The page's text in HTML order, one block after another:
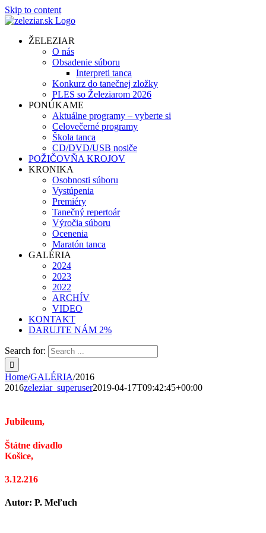
Skip to content
ŽELEZIAR
O nás
Obsadenie súboru
Interpreti tanca
Konkurz do tanečnej zložky
PLES so Železiarom 2026
PONÚKAME
Aktuálne programy – vyberte si
Celovečerné programy
Škola tanca
CD/DVD/USB nosiče
POŽIČOVŇA KROJOV
KRONIKA
Osobnosti súboru
Vystúpenia
Premiéry
Tanečný repertoár
Výročia súboru
Ocenenia
Maratón tanca
GALÉRIA
2024
2023
2022
ARCHÍV
VIDEO
KONTAKT
DARUJTE NÁM 2%
Search for:
Home/GALÉRIA/2016
2016zeleziar_superuser2019-04-17T09:42:45+00:00
Jubileum,
Štátne divadlo
Košice,
3.12.216
Autor: P. Meľuch